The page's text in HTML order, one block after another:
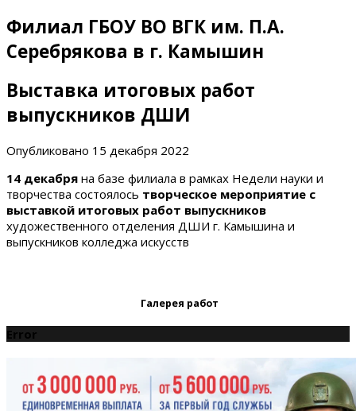
Филиал ГБОУ ВО ВГК им. П.А.
Серебрякова в г. Камышин
Выставка итоговых работ
выпускников ДШИ
Опубликовано 15 декабря 2022
14 декабря на базе филиала в рамках Недели науки и
творчества состоялось творческое мероприятие с
выставкой итоговых работ выпускников
художественного отделения ДШИ г. Камышина и
выпускников колледжа искусств
Галерея работ
Error